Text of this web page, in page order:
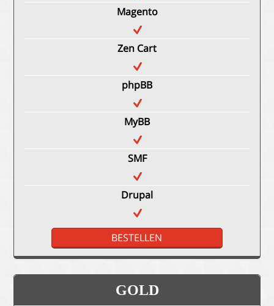
Magento
Zen Cart
phpBB
MyBB
SMF
Drupal
BESTELLEN
GOLD